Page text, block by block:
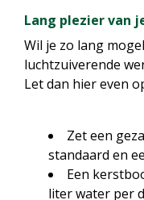
Lang plezier van
Wil je zo lang
luchtzuiverende
Let dan hier even
Zet een
standaard en
Een
liter water per